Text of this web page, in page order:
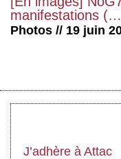
manifestations
Photos // 19 juin
J’adhère à Attac